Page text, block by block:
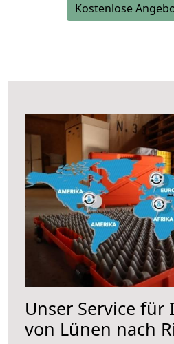
Kostenlose
Unser Service für
von Lünen nach